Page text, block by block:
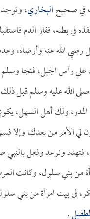
في صحيحالبخاري، وتوجد
في بطنه، ففار الدم
رضي الله عنه وأرضاه،
رأس الجبل، فنجا وسلم
صلى الله عليه وسلم قبل
المدر، ولك أهل السهل،
لي الأمر من بعدك،
وتوعد وفعل بالنبي
من بني سلول، وكانت
في بيت امرأة من بني
.